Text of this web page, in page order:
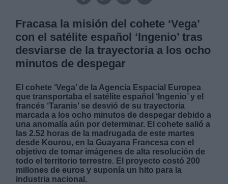
Fracasa la misión del cohete ‘Vega’
con el satélite español ‘Ingenio’ tras
desviarse de la trayectoria a los ocho
minutos de despegar
El cohete ‘Vega’ de la Agencia Espacial Europea
que transportaba el satélite español ‘Ingenio’ y el
francés ‘Taranis’ se desvió de su trayectoria
marcada a los ocho minutos de despegar debido a
una anomalía aún por determinar. El cohete salió a
las 2.52 horas de la madrugada de este martes
desde Kourou, en la Guayana Francesa con el
objetivo de tomar imágenes de alta resolución de
todo el territorio terrestre. El proyecto costó 200
millones de euros y suponía un hito para la
industria nacional.